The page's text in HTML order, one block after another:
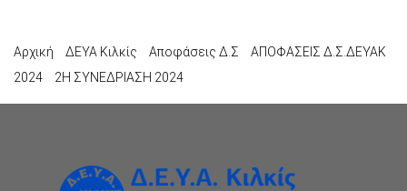
Αρχική ΔΕΥΑ Κιλκίς Αποφάσεις Δ.Σ
ΑΠΟΦΑΣΕΙΣ Δ.Σ.ΔΕΥΑΚ
2024
2Η ΣΥΝΕΔΡΙΑΣΗ 2024